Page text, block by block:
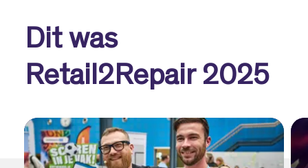
Dit was
Retail2Repair 2025